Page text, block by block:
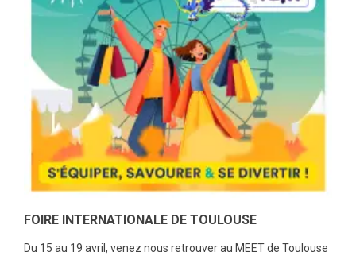
FOIRE INTERNATIONALE DE TOULOUSE
Du 15 au 19 avril, venez nous retrouver au MEET de Toulouse